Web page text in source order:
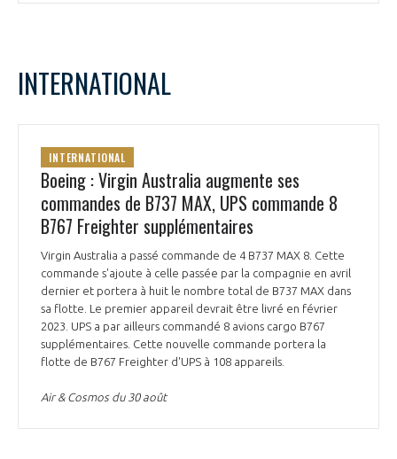
INTERNATIONAL
INTERNATIONAL
Boeing : Virgin Australia augmente ses
commandes de B737 MAX, UPS commande 8
B767 Freighter supplémentaires
Virgin Australia a passé commande de 4 B737 MAX 8. Cette
commande s'ajoute à celle passée par la compagnie en avril
dernier et portera à huit le nombre total de B737 MAX dans
sa flotte. Le premier appareil devrait être livré en février
2023. UPS a par ailleurs commandé 8 avions cargo B767
supplémentaires. Cette nouvelle commande portera la
flotte de B767 Freighter d'UPS à 108 appareils.
Air & Cosmos du 30 août